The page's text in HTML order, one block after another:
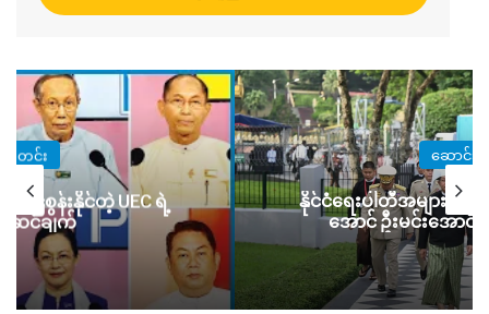
ဆောင်းပါး
တီအများအပြား ပျောက်ကွယ်သွား
းမင်းအောင်လှိုင် ကြိုးစားလာ
ထောင်ဒဏ် နှ
ကျဉ်း၏ရု
မိ